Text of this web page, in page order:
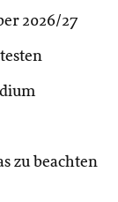
2026/27
zu beachten